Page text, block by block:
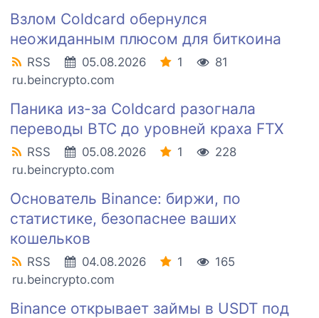
Взлом Coldcard обернулся
неожиданным плюсом для биткоина
RSS 05.08.2026 1
81
ru.beincrypto.com
Паника из-за Coldcard разогнала
переводы BTC до уровней краха FTX
RSS 05.08.2026 1
228
ru.beincrypto.com
Основатель Binance: биржи, по
статистике, безопаснее ваших
кошельков
RSS 04.08.2026 1
165
ru.beincrypto.com
Binance открывает займы в USDT под